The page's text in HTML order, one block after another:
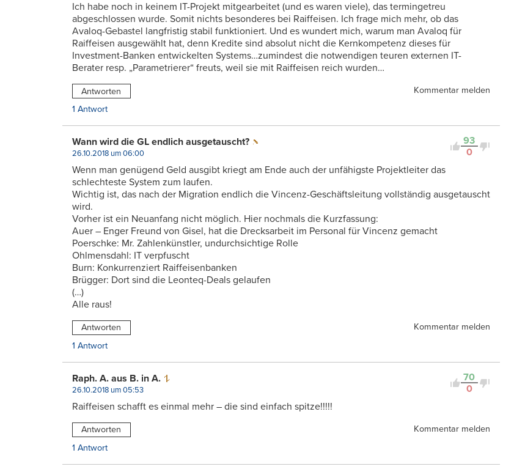
Ich habe noch in keinem IT-Projekt mitgearbeitet (und es waren viele), das termingetreu
abgeschlossen wurde. Somit nichts besonderes bei Raiffeisen. Ich frage mich mehr, ob das
Avaloq-Gebastel langfristig stabil funktioniert. Und es wundert mich, warum man Avaloq für
Raiffeisen ausgewählt hat, denn Kredite sind absolut nicht die Kernkompetenz dieses für
Investment-Banken entwickelten Systems…zumindest die notwendigen teuren externen IT-
Berater resp. „Parametrierer“ freuts, weil sie mit Raiffeisen reich wurden…
Antworten
Kommentar melden
1 Antwort
93
0
Wann wird die GL endlich ausgetauscht?
26.10.2018 um 06:00
Wenn man genügend Geld ausgibt kriegt am Ende auch der unfähigste Projektleiter das
schlechteste System zum laufen.
Wichtig ist, das nach der Migration endlich die Vincenz-Geschäftsleitung vollständig ausgetauscht
wird.
Vorher ist ein Neuanfang nicht möglich. Hier nochmals die Kurzfassung:
Auer – Enger Freund von Gisel, hat die Drecksarbeit im Personal für Vincenz gemacht
Poerschke: Mr. Zahlenkünstler, undurchsichtige Rolle
Ohlmensdahl: IT verpfuscht
Burn: Konkurrenziert Raiffeisenbanken
Brügger: Dort sind die Leonteq-Deals gelaufen
(…)
Alle raus!
Antworten
Kommentar melden
1 Antwort
70
0
Raph. A. aus B. in A.
26.10.2018 um 05:53
Raiffeisen schafft es einmal mehr – die sind einfach spitze!!!!!
Antworten
Kommentar melden
1 Antwort